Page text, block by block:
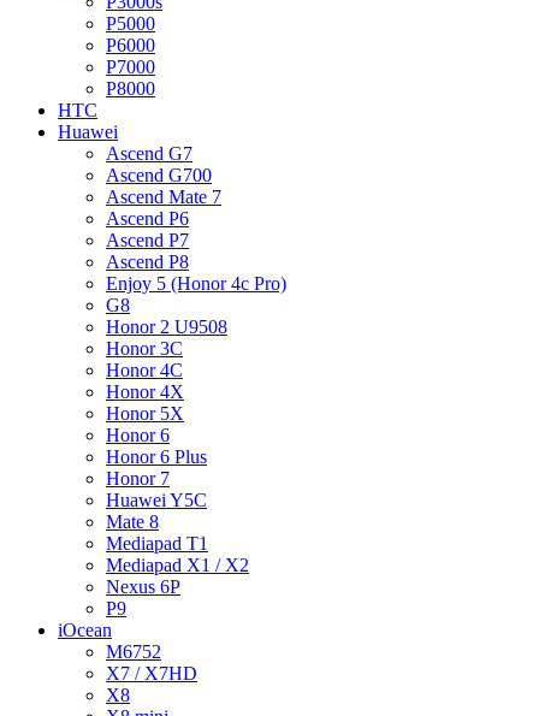
P5000
P6000
P7000
P8000
HTC
Huawei
Ascend G7
Ascend G700
Ascend Mate 7
Ascend P6
Ascend P7
Ascend P8
Enjoy 5 (Honor 4c Pro)
G8
Honor 2 U9508
Honor 3C
Honor 4C
Honor 4X
Honor 5X
Honor 6
Honor 6 Plus
Honor 7
Huawei Y5C
Mate 8
Mediapad T1
Mediapad X1 / X2
Nexus 6P
P9
iOcean
M6752
X7 / X7HD
X8